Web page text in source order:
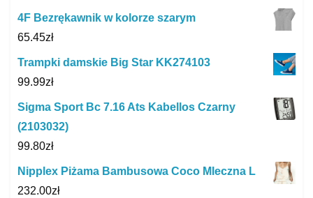
4F Bezrękawnik w kolorze szarym
65.45zł
Trampki damskie Big Star KK274103
99.99zł
Sigma Sport Bc 7.16 Ats Kabellos Czarny
(2103032)
99.80zł
Nipplex Piżama Bambusowa Coco Mleczna L
232.00zł